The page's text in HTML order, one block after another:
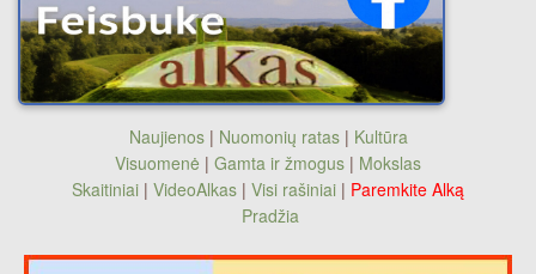
Naujienos| Nuomonių ratas| Kultūra
Visuomenė | Gamta ir žmogus | Mokslas
Skaitiniai | VideoAlkas | Visi rašiniai | Paremkite Alką
Pradžia